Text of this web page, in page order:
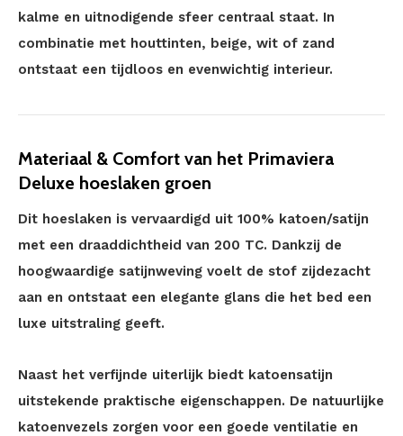
kalme en uitnodigende sfeer centraal staat. In
combinatie met houttinten, beige, wit of zand
ontstaat een tijdloos en evenwichtig interieur.
Materiaal & Comfort van het Primaviera
Deluxe hoeslaken groen
Dit hoeslaken is vervaardigd uit 100% katoen/satijn
met een draaddichtheid van 200 TC. Dankzij de
hoogwaardige satijnweving voelt de stof zijdezacht
aan en ontstaat een elegante glans die het bed een
luxe uitstraling geeft.
Naast het verfijnde uiterlijk biedt katoensatijn
uitstekende praktische eigenschappen. De natuurlijke
katoenvezels zorgen voor een goede ventilatie en